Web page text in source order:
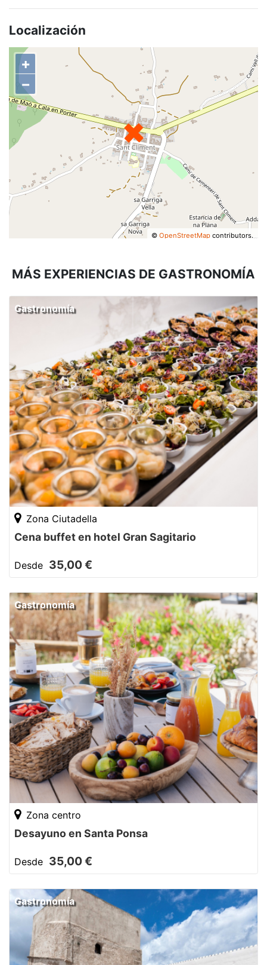
Localización
+
−
©OpenStreetMap contributors.
MÁS EXPERIENCIAS DE GASTRONOMÍA
Gastronomía
Zona Ciutadella
Cena buffet en hotel Gran Sagitario
Desde 35,00 €
Gastronomía
Zona centro
Desayuno en Santa Ponsa
Desde 35,00 €
Gastronomía